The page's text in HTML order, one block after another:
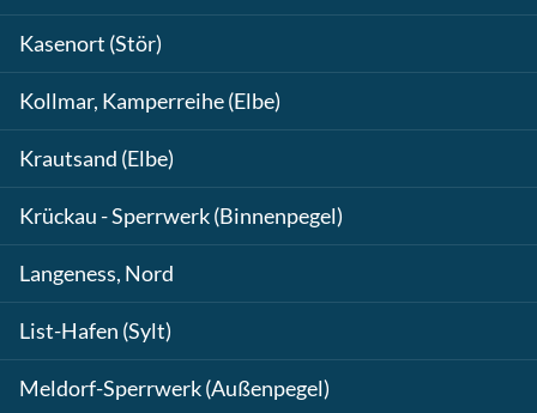
Kasenort (Stör)
Kollmar, Kamperreihe (Elbe)
Krautsand (Elbe)
Krückau - Sperrwerk (Binnenpegel)
Langeness, Nord
List-Hafen (Sylt)
Meldorf-Sperrwerk (Außenpegel)